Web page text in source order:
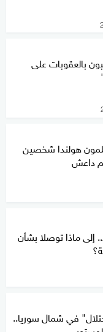
بالعقوبات على
هولندا شخصين
داعش
إلى ماذا توصلا بشأن
في شمال سوريا..